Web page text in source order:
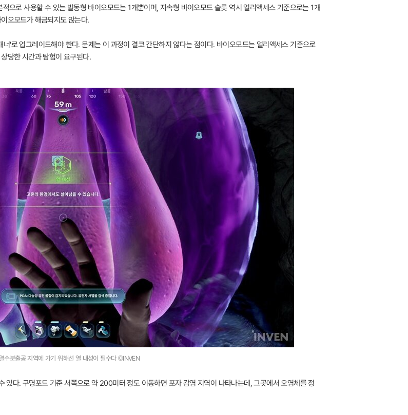
으로 사용할 수 있는 발동형 바이오모드는 1개뿐이며, 지속형 바이오모드 슬롯 역시 얼리액세스 기준으로는 1개
오모드가 해금되지도 않는다.
'로 업그레이드해야 한다. 문제는 이 과정이 결코 간단하지 않다는 점이다. 바이오모드는 얼리액세스 기준으로
당한 시간과 탐험이 요구된다.
수분출공 지역에 가기 위해선 열 내성이 필수다 ©INVEN
있다. 구명포드 기준 서쪽으로 약 200미터 정도 이동하면 포자 감염 지역이 나타나는데, 그곳에서 오염체를 정